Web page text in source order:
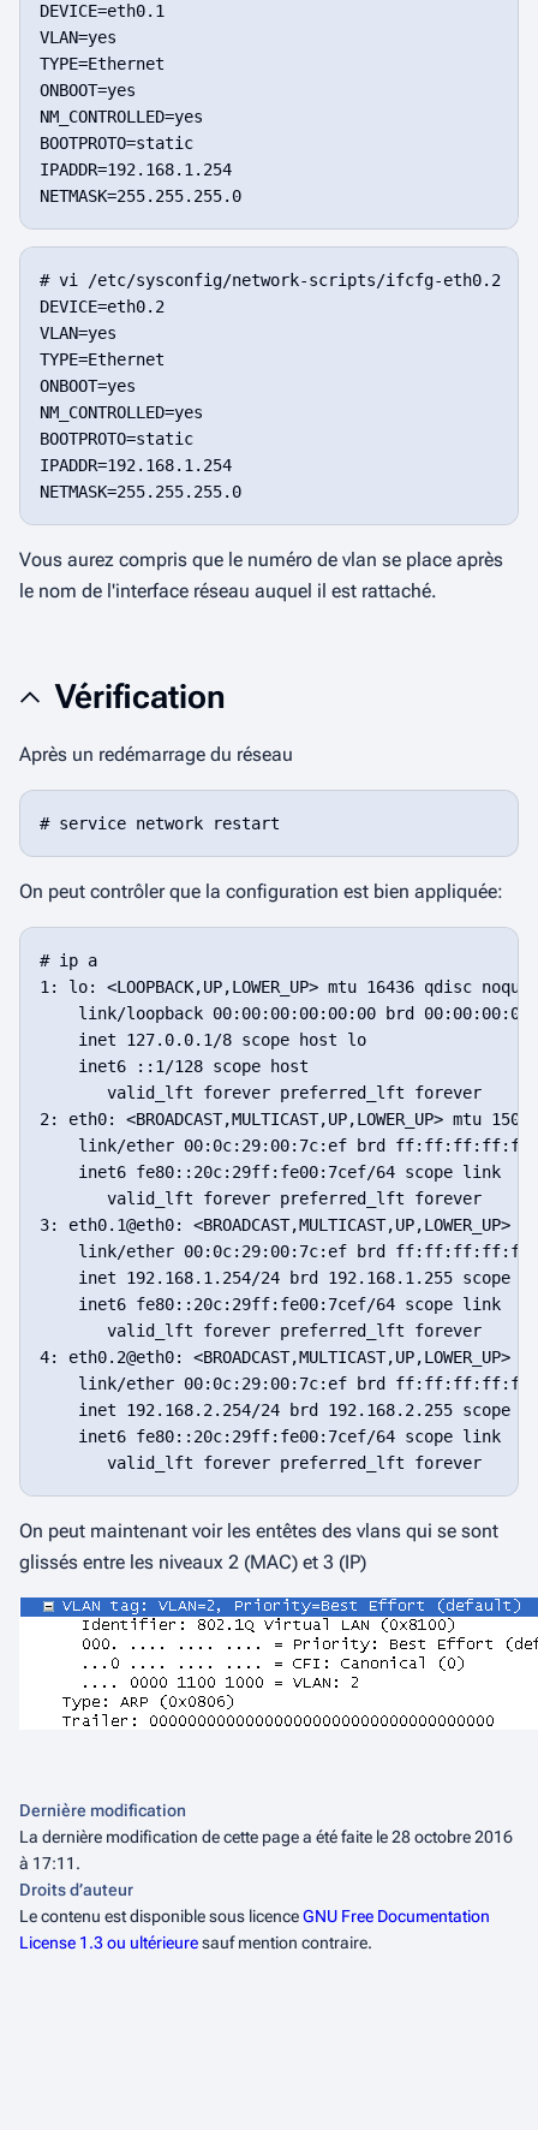
DEVICE=eth0.1
VLAN=yes
TYPE=Ethernet
ONBOOT=yes
NM_CONTROLLED=yes
BOOTPROTO=static
IPADDR=192.168.1.254
# vi /etc/sysconfig/network-scripts/ifcfg-eth0.2
DEVICE=eth0.2
VLAN=yes
TYPE=Ethernet
ONBOOT=yes
NM_CONTROLLED=yes
BOOTPROTO=static
IPADDR=192.168.1.254
Vous aurez compris que le numéro de vlan se place après
le nom de l'interface réseau auquel il est rattaché.
Vérification
Après un redémarrage du réseau
On peut contrôler que la configuration est bien appliquée:
# ip a
1: lo: <LOOPBACK,UP,LOWER_UP> mtu 16436 qdisc
link/loopback 00:00:00:00:00:00 brd
    inet 127.0.0.1/8 scope host lo
    inet6 ::1/128 scope host
       valid_lft forever preferred_lft forever
2: eth0: <BROADCAST,MULTICAST,UP,LOWER_UP>
link/ether 00:0c:29:00:7c:ef brd
    inet6 fe80::20c:29ff:fe00:7cef/64 scope link
       valid_lft forever preferred_lft forever
3: eth0.1@eth0:
link/ether 00:0c:29:00:7c:ef brd
inet 192.168.1.254/24 brd 192.168.1.255 scope
    inet6 fe80::20c:29ff:fe00:7cef/64 scope link
       valid_lft forever preferred_lft forever
4: eth0.2@eth0:
link/ether 00:0c:29:00:7c:ef brd
inet 192.168.2.254/24 brd 192.168.2.255 scope
    inet6 fe80::20c:29ff:fe00:7cef/64 scope link
On peut maintenant voir les entêtes des vlans qui se sont
glissés entre les niveaux 2 (MAC) et 3 (IP)
Dernière modification
La dernière modification de cette page a été faite le 28 octobre 2016
à 17:11.
Droits d’auteur
Le contenu est disponible sous licenceGNU Free Documentation
License 1.3 ou ultérieuresauf mention contraire.